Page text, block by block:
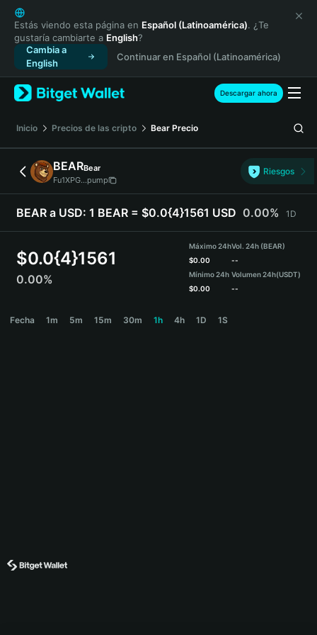
English
日本語
Tiếng Việt
Русский
Español (Latinoamérica)
Türkçe
Français
Deutsch
简体中文
繁體中文
Português (Portugal)
Bahasa Indonesia
ภาษาไทย
Español
Español (Argentina)
Estás viendo esta página en Español (Latinoamérica). ¿Te
gustaría cambiarte a English?
Cambia a
English
Continuar en Español (Latinoamérica)
Descargar ahora
Inicio Precios de las cripto Bear Precio
BEARBear
Fu1XPG...pump
Riesgos
BEAR a USD: 1 BEAR = $0.0{4}1561 USD 0.00% 1D
$0.0{4}1561
0.00%
Máximo 24h
$0.00
Mínimo 24h
$0.00
Vol. 24h (BEAR)
--
Volumen 24h(USDT)
--
Fecha 1m 5m 15m 30m 1h 4h 1D 1S